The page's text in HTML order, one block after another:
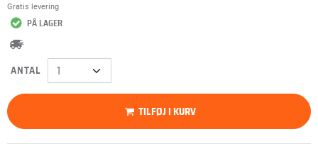
Gratis levering
PÅ LAGER
ANTAL
TILFØJ I KURV